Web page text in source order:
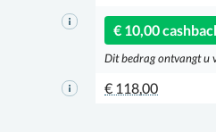
€ 10,00
Dit bedrag ontvangt u
€ 118,00